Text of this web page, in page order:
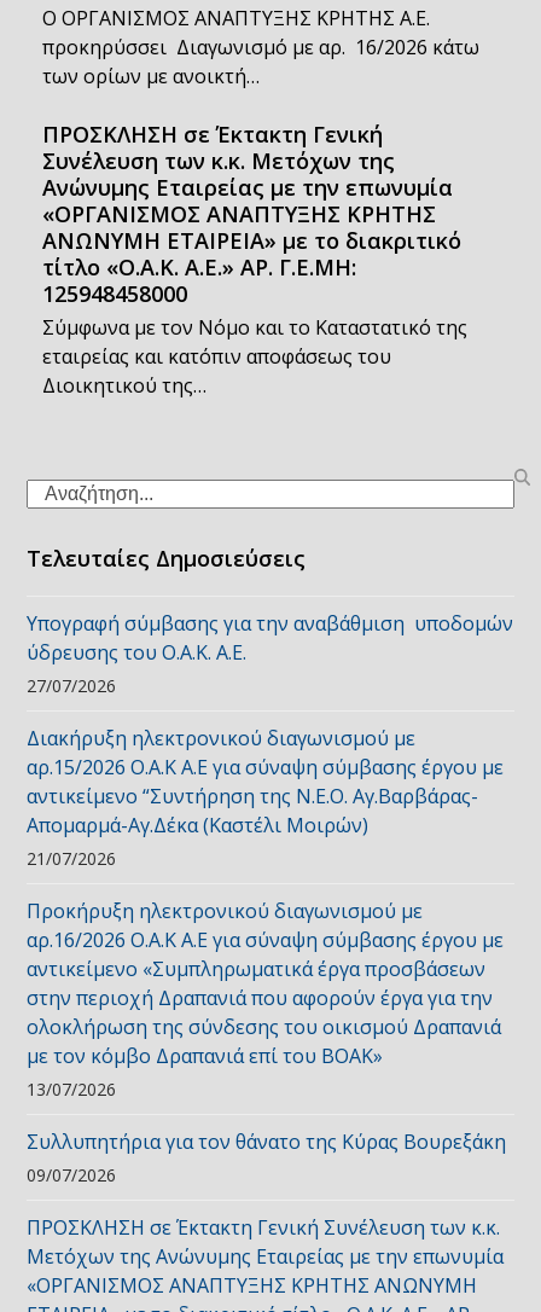
Ο ΟΡΓΑΝΙΣΜΟΣ ΑΝΑΠΤΥΞΗΣ ΚΡΗΤΗΣ Α.Ε.
προκηρύσσει Διαγωνισμό με αρ. 16/2026 κάτω
των ορίων με ανοικτή…
ΠΡΟΣΚΛΗΣΗ σε Έκτακτη Γενική
Συνέλευση των κ.κ. Μετόχων της
Ανώνυμης Εταιρείας με την επωνυμία
«ΟΡΓΑΝΙΣΜΟΣ ΑΝΑΠΤΥΞΗΣ ΚΡΗΤΗΣ
ΑΝΩΝΥΜΗ ΕΤΑΙΡΕΙΑ» με το διακριτικό
τίτλο «Ο.Α.Κ. Α.Ε.» ΑΡ. Γ.Ε.ΜΗ:
125948458000
Σύμφωνα με τον Νόμο και το Καταστατικό της
εταιρείας και κατόπιν αποφάσεως του
Διοικητικού της…
Search
Τελευταίες Δημοσιεύσεις
Υπογραφή σύμβασης για την αναβάθμιση υποδομών
ύδρευσης του Ο.Α.Κ. Α.Ε.
27/07/2026
Διακήρυξη ηλεκτρονικού διαγωνισμού με
αρ.15/2026 Ο.Α.Κ Α.Ε για σύναψη σύμβασης έργου με
αντικείμενο “Συντήρηση της Ν.Ε.Ο. Αγ.Βαρβάρας-
Απομαρμά-Αγ.Δέκα (Καστέλι Μοιρών)
21/07/2026
Προκήρυξη ηλεκτρονικού διαγωνισμού με
αρ.16/2026 Ο.Α.Κ Α.Ε για σύναψη σύμβασης έργου με
αντικείμενο «Συμπληρωματικά έργα προσβάσεων
στην περιοχή Δραπανιά που αφορούν έργα για την
ολοκλήρωση της σύνδεσης του οικισμού Δραπανιά
με τον κόμβο Δραπανιά επί του ΒΟΑΚ»
13/07/2026
Συλλυπητήρια για τον θάνατο της Κύρας Βουρεξάκη
09/07/2026
ΠΡΟΣΚΛΗΣΗ σε Έκτακτη Γενική Συνέλευση των κ.κ.
Μετόχων της Ανώνυμης Εταιρείας με την επωνυμία
«ΟΡΓΑΝΙΣΜΟΣ ΑΝΑΠΤΥΞΗΣ ΚΡΗΤΗΣ ΑΝΩΝΥΜΗ